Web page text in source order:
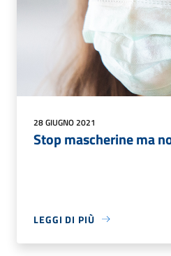
28 GIUGNO 2021
Stop mascherine ma
LEGGI DI PIÙ